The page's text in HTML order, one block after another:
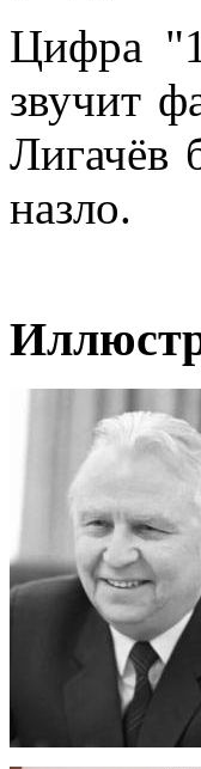
Цифра
звучит
Лигачёв
назло.